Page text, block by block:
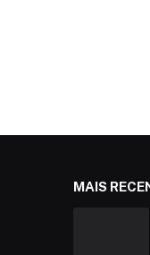
MAIS